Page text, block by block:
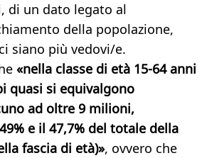
di un dato legato al
della popolazione,
siano più vedovi/e.
«nella classe di età 15-64 anni
quasi si equivalgono
ad oltre 9 milioni,
e il 47,7% del totale della
fascia di età)», ovvero che